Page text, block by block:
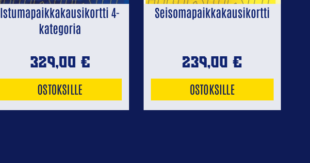
Istumapaikkakausikortti 4-
kategoria
329,00 €
OSTOKSILLE
Seisomapaikkakausikortti
239,00 €
OSTOKSILLE